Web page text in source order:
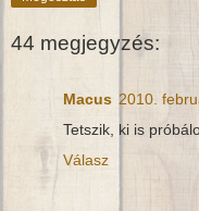
44 megjegyzés:
Macus 2010.
Tetszik, ki is
Válasz